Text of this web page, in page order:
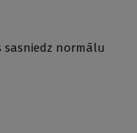
sasniedz normālu